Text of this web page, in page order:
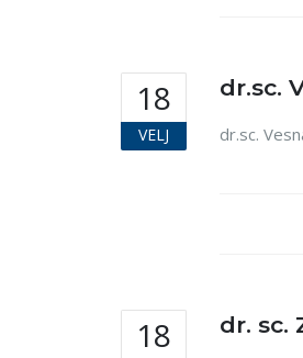
18
VELJ
dr.sc.
dr.sc.
18 dr. sc.